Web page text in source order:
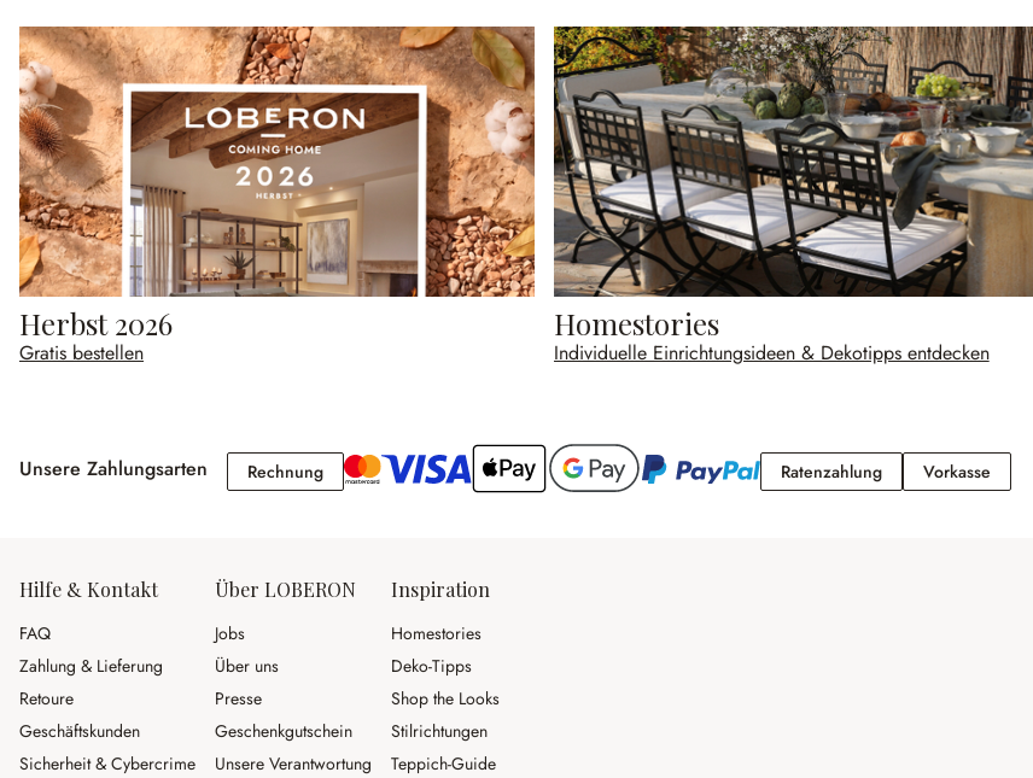
Herbst 2026
Gratis bestellen
Homestories
Individuelle Einrichtungsideen & Dekotipps entdecken
Unsere Zahlungsarten RechnungRechnung RatenzahlungRatenzahlung
Vorkasse
Hilfe & Kontakt
FAQ
Zahlung & Lieferung
Retoure
Geschäftskunden
Sicherheit & Cybercrime
Über LOBERON
Jobs
Über uns
Presse
Geschenkgutschein
Unsere Verantwortung
Inspiration
Homestories
Deko-Tipps
Shop the Looks
Stilrichtungen
Teppich-Guide